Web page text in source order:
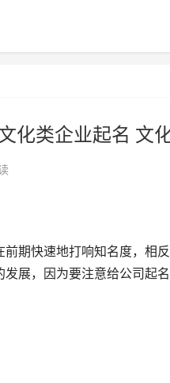
化类企业起名 文
期快速地打响知名度，相
展，因为要注意给公司起